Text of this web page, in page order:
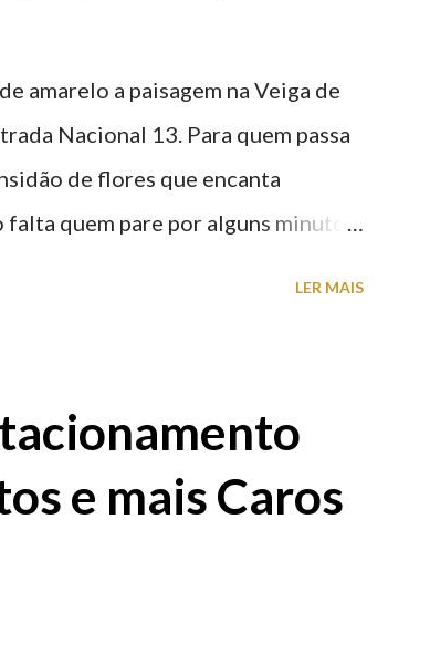
amarelo a paisagem na Veiga de
Nacional 13. Para quem passa
de flores que encanta
falta quem pare por alguns minutos
LER MAIS
e mais Caros